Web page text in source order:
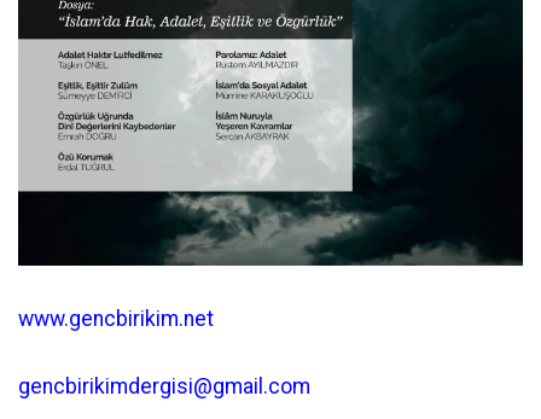
www.gencbirikim.net
gencbirikimdergisi@gmail.com